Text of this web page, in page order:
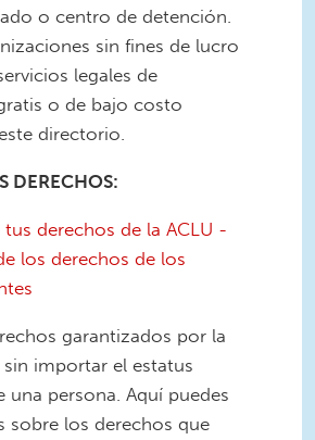
o centro de detención.
sin fines de lucro
legales de
o de bajo costo
directorio.
DERECHOS:
derechos de la ACLU -
los derechos de los
garantizados por la
importar el estatus
una persona. Aquí puedes
sobre los derechos que